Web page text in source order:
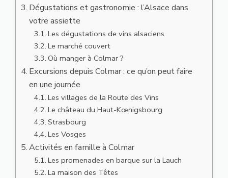
Dégustations et gastronomie : l’Alsace dans
votre assiette
Les dégustations de vins alsaciens
Le marché couvert
Où manger à Colmar ?
Excursions depuis Colmar : ce qu’on peut faire
en une journée
Les villages de la Route des Vins
Le château du Haut-Kœnigsbourg
Strasbourg
Les Vosges
Activités en famille à Colmar
Les promenades en barque sur la Lauch
La maison des Têtes